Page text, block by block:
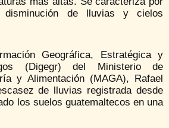
de lluvias y cielos
Geográfica, Estratégica y
(Digegr) del Ministerio de
y Alimentación (MAGA), Rafael
de lluvias registrada desde
los suelos guatemaltecos en una